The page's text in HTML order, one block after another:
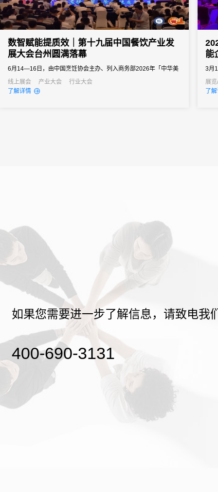
数智赋能提质效｜第十九届中国餐饮产业发
展大会台州圆满落幕
6月14—16日，由中国烹饪协会主办、列入商务部2026年「中华美
食荟」重点促消费活动的第十九届中国餐饮产业发展大会在浙江台
州白天鹅国际会议中心圆满举办。
线上展会 产业大会
行业大会
了解详情
能
3月
家
展
了
如果您需要进一步了解信息，请致电我
400-690-3131